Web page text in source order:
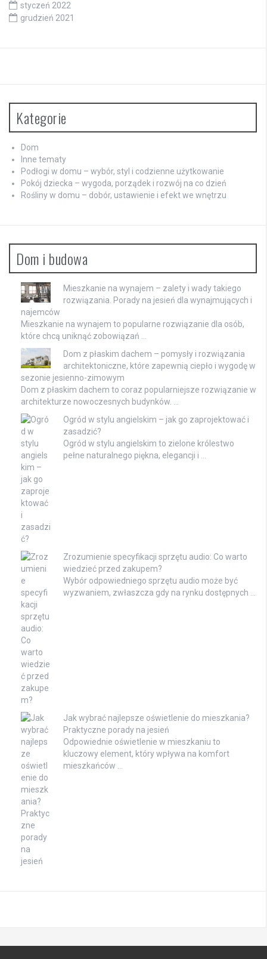
styczeń 2022
grudzień 2021
Kategorie
Dom
Inne tematy
Podłogi w domu – wybór, styl i codzienne użytkowanie
Pokój dziecka – wygoda, porządek i rozwój na co dzień
Rośliny w domu – dobór, ustawienie i efekt we wnętrzu
Dom i budowa
Mieszkanie na wynajem – zalety i wady takiego
rozwiązania. Porady na jesień dla wynajmujących i
najemców
Mieszkanie na wynajem to popularne rozwiązanie dla osób,
które chcą uniknąć zobowiązań …
Dom z płaskim dachem – pomysły i rozwiązania
architektoniczne, które zapewnią ciepło i wygodę w
sezonie jesienno-zimowym
Dom z płaskim dachem to coraz popularniejsze rozwiązanie w
architekturze nowoczesnych budynków. …
Ogród w stylu angielskim – jak go zaprojektować i
zasadzić?
Ogród w stylu angielskim to zielone królestwo
pełne naturalnego piękna, elegancji i …
Zrozumienie specyfikacji sprzętu audio: Co warto
wiedzieć przed zakupem?
Wybór odpowiedniego sprzętu audio może być
wyzwaniem, zwłaszcza gdy na rynku dostępnych …
Jak wybrać najlepsze oświetlenie do mieszkania?
Praktyczne porady na jesień
Odpowiednie oświetlenie w mieszkaniu to
kluczowy element, który wpływa na komfort
mieszkańców …